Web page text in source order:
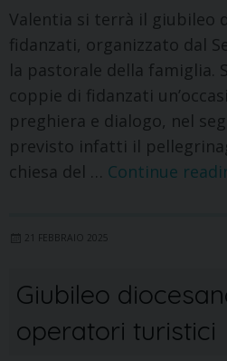
Valentia si terrà il giubileo
fidanzati, organizzato dal
la pastorale della famiglia.
coppie di fidanzati
preghiera e dialogo, nel
previsto infatti il
chiesa del … Continue
21 FEBBRAIO 2025
Giubileo
operatori turistici